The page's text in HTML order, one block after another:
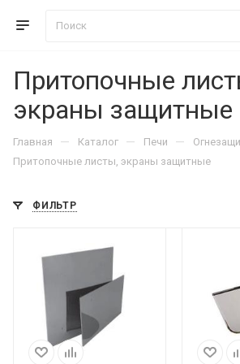
Притопочные
экраны защитные
Главная — Каталог — Печи —
Притопочные листы, экраны защитные
ФИЛЬТР